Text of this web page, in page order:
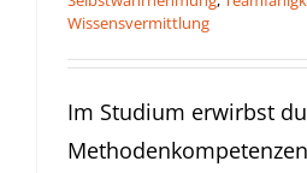
Wissensvermittlung
Im Studium erwirbst